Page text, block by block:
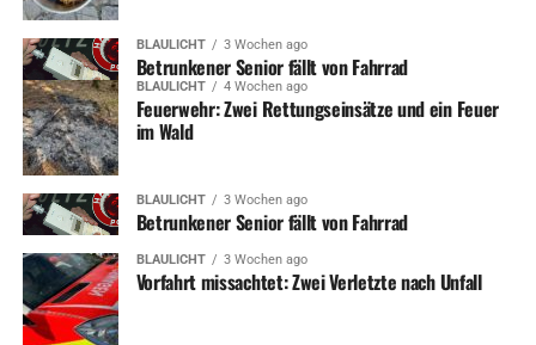
BLAULICHT 3 Wochen ago
Betrunkener Senior fällt von Fahrrad
BLAULICHT 4 Wochen ago
Feuerwehr: Zwei Rettungseinsätze und ein Feuer
im Wald
BLAULICHT 3 Wochen ago
Betrunkener Senior fällt von Fahrrad
BLAULICHT 3 Wochen ago
Vorfahrt missachtet: Zwei Verletzte nach Unfall